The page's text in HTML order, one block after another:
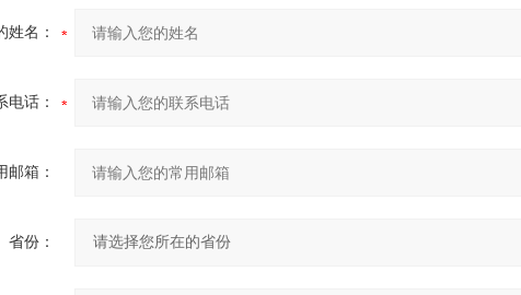
姓名：
电话：
邮箱：
省份：